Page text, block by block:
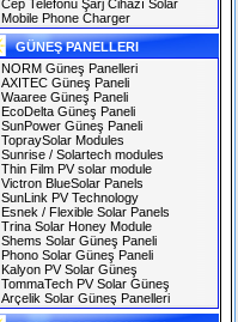
Cep Telefonu Şarj Cihazı Solar
Mobile Phone Charger
GÜNEŞ PANELLERI
NORM Güneş Panelleri
AXITEC Güneş Paneli
Waaree Güneş Paneli
EcoDelta Güneş Paneli
SunPower Güneş Paneli
TopraySolar Modules
Sunrise / Solartech modules
Thin Film PV solar module
Victron BlueSolar Panels
SunLink PV Technology
Esnek / Flexible Solar Panels
Trina Solar Honey Module
Shems Solar Güneş Paneli
Phono Solar Güneş Paneli
Kalyon PV Solar Güneş
TommaTech PV Solar Güneş
Arçelik Solar Güneş Panelleri